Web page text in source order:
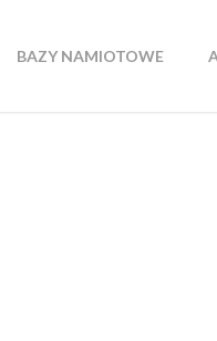
BAZY NAMIOTOWE